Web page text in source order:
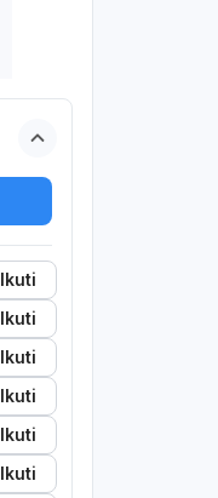
Ikuti
Ikuti
Ikuti
Ikuti
Ikuti
Ikuti